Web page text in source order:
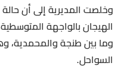
وخلصت المديرية إلى أن
الهيجان بالواجهة
وما بين طنجة والمحمدية،
السواحل.